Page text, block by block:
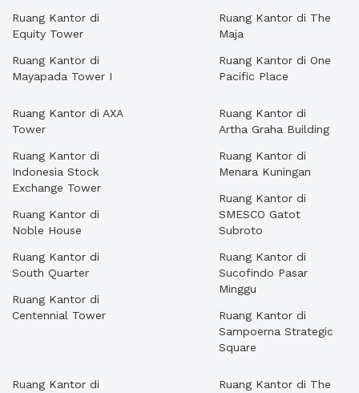
Ruang Kantor di
Equity Tower
Ruang Kantor di
Mayapada Tower I
Ruang Kantor di The
Maja
Ruang Kantor di One
Pacific Place
Ruang Kantor di AXA
Tower
Ruang Kantor di
Indonesia Stock
Exchange Tower
Ruang Kantor di
Noble House
Ruang Kantor di
South Quarter
Ruang Kantor di
Centennial Tower
Ruang Kantor di
Artha Graha Building
Ruang Kantor di
Menara Kuningan
Ruang Kantor di
SMESCO Gatot
Subroto
Ruang Kantor di
Sucofindo Pasar
Minggu
Ruang Kantor di
Sampoerna Strategic
Square
Ruang Kantor di
Ruang Kantor di The